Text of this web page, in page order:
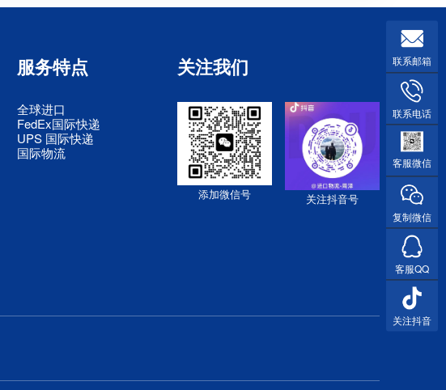
服务特点
全球进口
FedEx国际快递
UPS 国际快递
国际物流
关注我们
添加微信号 关注抖音号
联系邮箱
联系电话
客服微信
复制微信
客服QQ
关注抖音